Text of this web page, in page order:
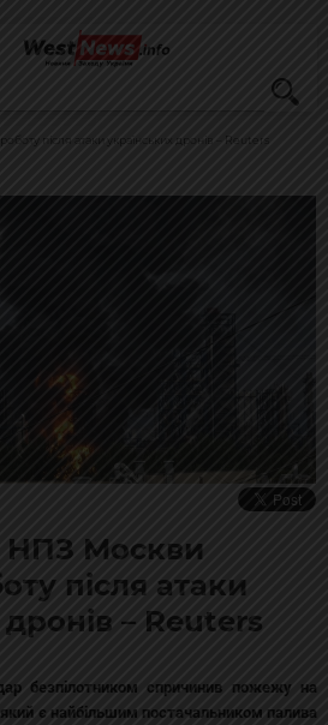
після атаки українських дронів – Reuters
НПЗ Москви
після атаки
– Reuters
безпілотником спричинив пожежу на
є найбільшим постачальником палива